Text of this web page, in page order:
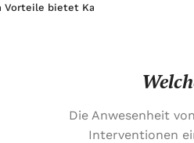
bietet Katzenpuck?
Die Anwesenheit
Interventionen